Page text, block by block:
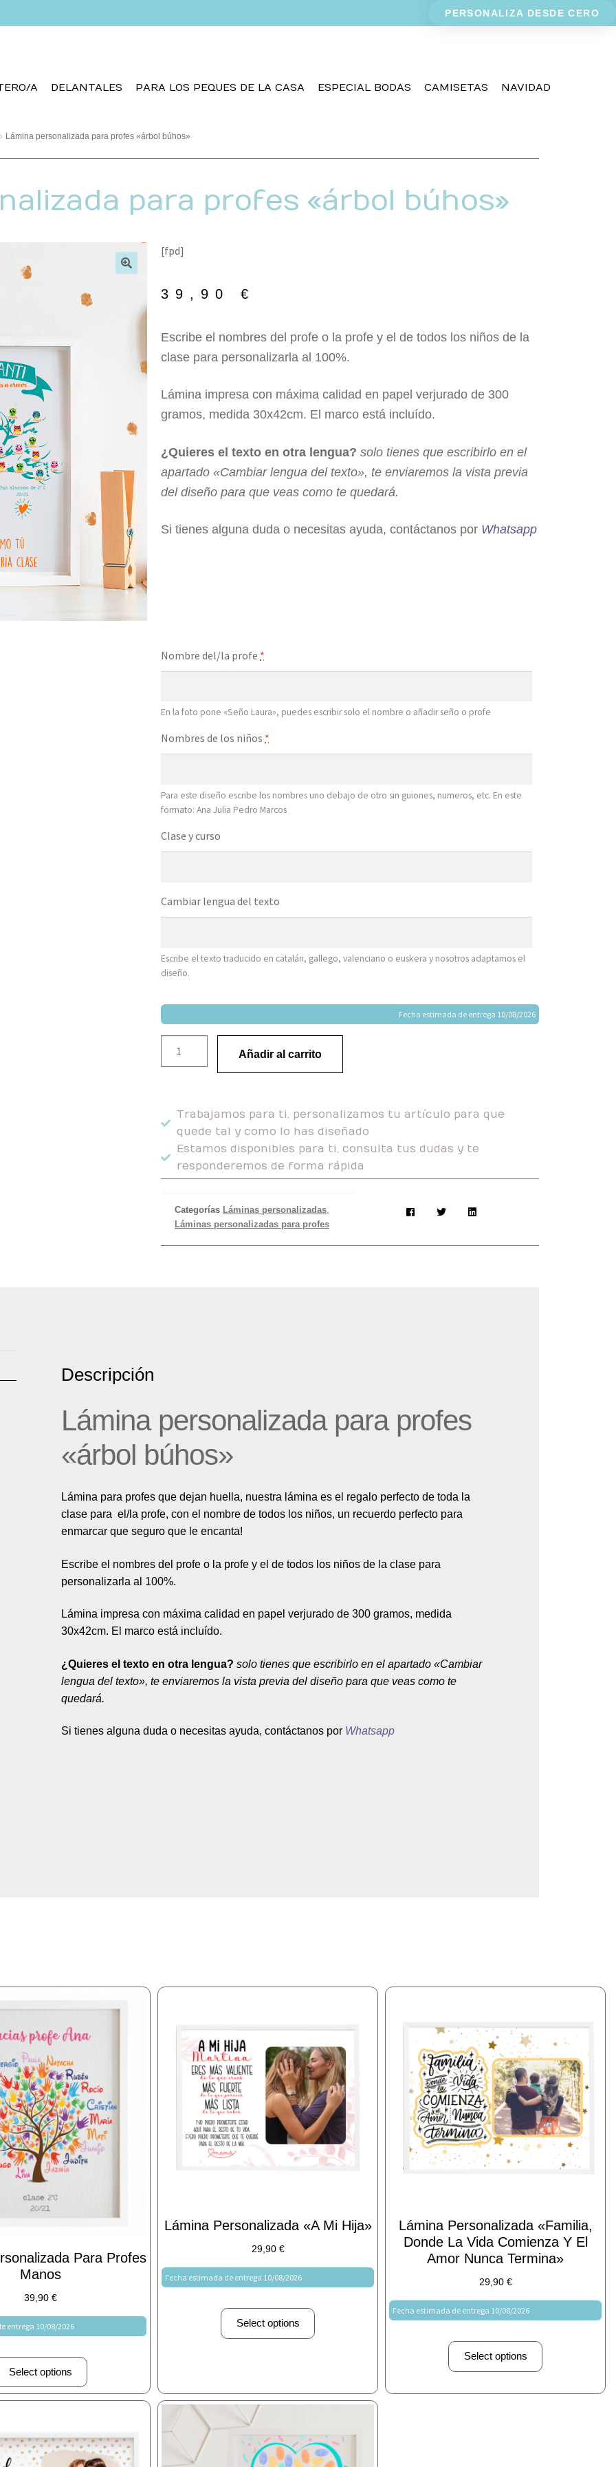
PERSONALIZA DESDE CERO
A DELANTALES PARA LOS PEQUES DE LA CASA ESPECIAL BODAS CAMISETAS NAVIDAD
Lámina personalizada para profes «árbol búhos»
para profes «árbol búhos»
[fpd]
39,90 €
Escribe el nombres del profe o la profe y el de todos los niños de la
clase para personalizarla al 100%.
Lámina impresa con máxima calidad en papel verjurado de 300
gramos, medida 30x42cm. El marco está incluído.
¿Quieres el texto en otra lengua? solo tienes que escribirlo en el
apartado «Cambiar lengua del texto», te enviaremos la vista previa
del diseño para que veas como te quedará.
Si tienes alguna duda o necesitas ayuda, contáctanos por Whatsapp
Nombre del/la profe *
En la foto pone «Seño Laura», puedes escribir solo el nombre o añadir seño o profe
Nombres de los niños *
Para este diseño escribe los nombres uno debajo de otro sin guiones, numeros, etc. En este
formato: Ana Julia Pedro Marcos
Clase y curso
Cambiar lengua del texto
Escribe el texto traducido en catalán, gallego, valenciano o euskera y nosotros adaptamos el
diseño.
Fecha estimada de entrega 10/08/2026
Añadir al carrito
Trabajamos para ti, personalizamos tu artículo para que
quede tal y como lo has diseñado
Estamos disponibles para ti, consulta tus dudas y te
responderemos de forma rápida
Categorías Láminas personalizadas,
Láminas personalizadas para profes
Descripción
Lámina personalizada para profes
«árbol búhos»
Lámina para profes que dejan huella, nuestra lámina es el regalo perfecto de toda la
clase para el/la profe, con el nombre de todos los niños, un recuerdo perfecto para
enmarcar que seguro que le encanta!
Escribe el nombres del profe o la profe y el de todos los niños de la clase para
personalizarla al 100%.
Lámina impresa con máxima calidad en papel verjurado de 300 gramos, medida
30x42cm. El marco está incluído.
¿Quieres el texto en otra lengua? solo tienes que escribirlo en el apartado «Cambiar
lengua del texto», te enviaremos la vista previa del diseño para que veas como te
quedará.
Si tienes alguna duda o necesitas ayuda, contáctanos por Whatsapp
Para Profes
Manos
39,90 €
entrega 10/08/2026
Select options
Lámina Personalizada «A Mi Hija»
29,90 €
Fecha estimada de entrega 10/08/2026
Select options
Lámina Personalizada «Familia,
Donde La Vida Comienza Y El
Amor Nunca Termina»
29,90 €
Fecha estimada de entrega 10/08/2026
Select options